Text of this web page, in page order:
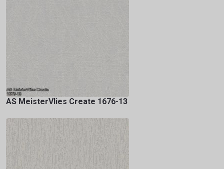
AS MeisterVlies Create 1676-13